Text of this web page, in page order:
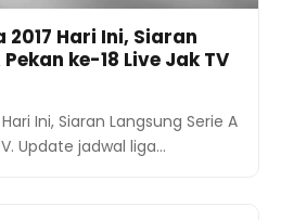
Hari Ini, Siaran
ke-18 Live Jak TV
Ini, Siaran Langsung Serie A
Update jadwal liga…